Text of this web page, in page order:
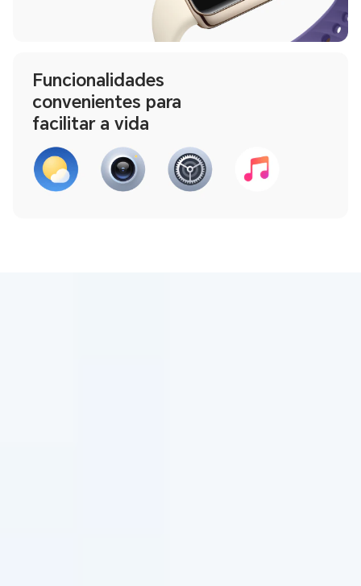
Funcionalidades
convenientes para
facilitar a vida